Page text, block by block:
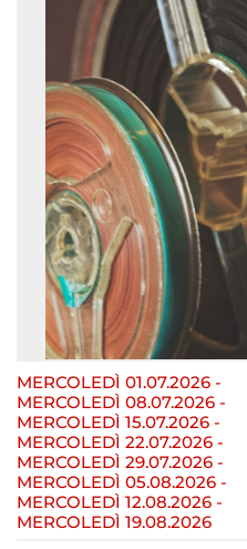
MERCOLEDÌ 01.07.2026 -
MERCOLEDÌ 08.07.2026 -
MERCOLEDÌ 15.07.2026 -
MERCOLEDÌ 22.07.2026 -
MERCOLEDÌ 29.07.2026 -
MERCOLEDÌ 05.08.2026 -
MERCOLEDÌ 12.08.2026 -
MERCOLEDÌ 19.08.2026